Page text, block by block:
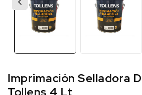
Imprimación Selladora
Tollens 4 Lt